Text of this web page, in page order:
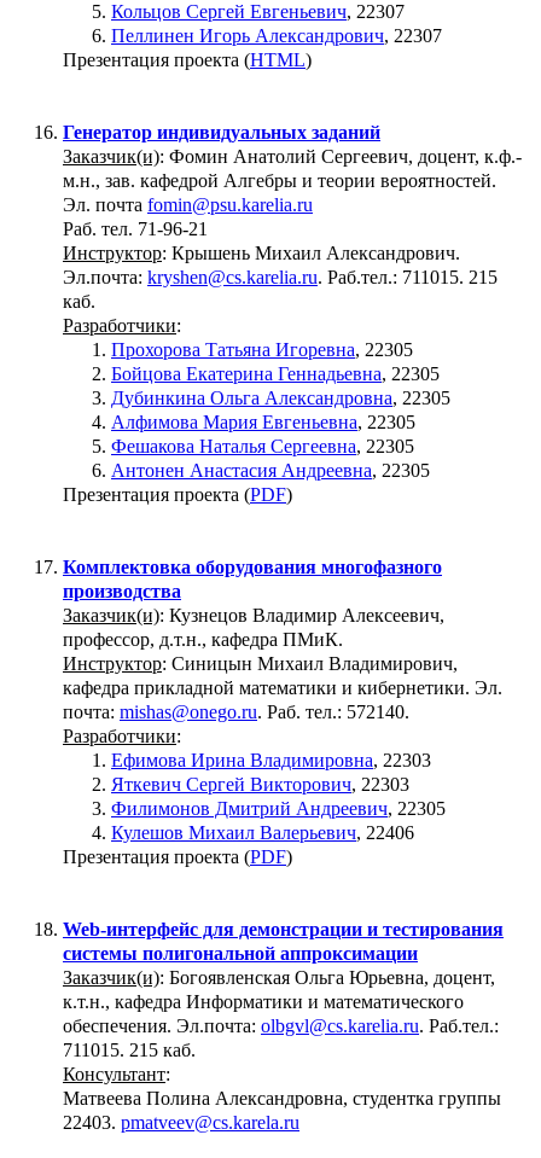
Кольцов Сергей Евгеньевич, 22307
Пеллинен Игорь Александрович, 22307
Презентация проекта (HTML)
Генератор индивидуальных заданий
Заказчик(и): Фомин Анатолий Сергеевич, доцент, к.ф.-
м.н., зав. кафедрой Алгебры и теории вероятностей.
Эл. почта fomin@psu.karelia.ru
Раб. тел. 71-96-21
Инструктор: Крышень Михаил Александрович.
Эл.почта: kryshen@cs.karelia.ru. Раб.тел.: 711015. 215
каб.
Разработчики:
Прохорова Татьяна Игоревна, 22305
Бойцова Екатерина Геннадьевна, 22305
Дубинкина Ольга Александровна, 22305
Алфимова Мария Евгеньевна, 22305
Фешакова Наталья Сергеевна, 22305
Антонен Анастасия Андреевна, 22305
Презентация проекта (PDF)
Комплектовка оборудования многофазного
производства
Заказчик(и): Кузнецов Владимир Алексеевич,
профессор, д.т.н., кафедра ПМиК.
Инструктор: Синицын Михаил Владимирович,
кафедра прикладной математики и кибернетики. Эл.
почта: mishas@onego.ru. Раб. тел.: 572140.
Разработчики:
Ефимова Ирина Владимировна, 22303
Яткевич Сергей Викторович, 22303
Филимонов Дмитрий Андреевич, 22305
Кулешов Михаил Валерьевич, 22406
Презентация проекта (PDF)
Web-интерфейс для демонстрации и тестирования
системы полигональной аппроксимации
Заказчик(и): Богоявленская Ольга Юрьевна, доцент,
к.т.н., кафедра Информатики и математического
обеспечения. Эл.почта: olbgvl@cs.karelia.ru. Раб.тел.:
711015. 215 каб.
Консультант:
Матвеева Полина Александровна, студентка группы
22403. pmatveev@cs.karela.ru